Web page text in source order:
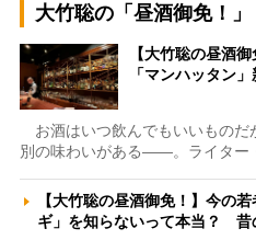
大竹聡の「昼酒御免！」
【大竹聡の昼酒
「マンハッタン
お酒はいつ飲んでもいいものだ
別の味わいがある――。ライター
【大竹聡の昼酒御免！】今の
ギ」を知らないって本当？